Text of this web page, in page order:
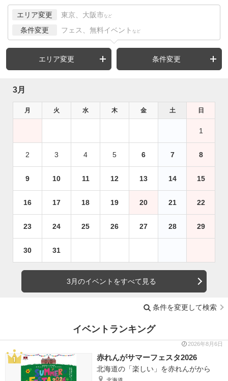
エリア変更 東京、大阪市 など
条件変更 フェス、無料イベント など
エリア変更 条件変更
3月
月 火 水 木 金 土 日
1
2 3 4 5 6 7 8
9 10 11 12 13 14 15
16 17 18 19 20 21 22
23 24 25 26 27 28 29
30 31
3月のイベントをすべて見る
条件を変更して検索
イベントランキング
2026年8月6日
赤れんがサマーフェスタ2026
北海道の「楽しい」を赤れんがから